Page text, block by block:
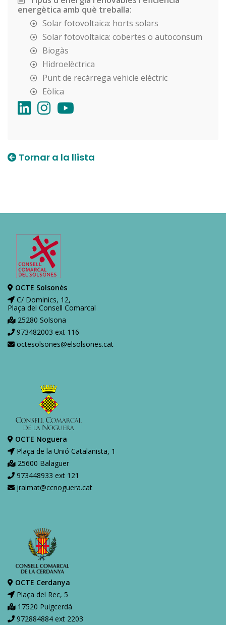
energètica amb què treballa:
Solar fotovoltaica: horts solars
Solar fotovoltaica: cobertes o autoconsum
Biogàs
Hidroelèctrica
Punt de recàrrega vehicle elèctric
Eòlica
Tornar a la llista
OCTE Solsonès
C/ Dominics, 12,
Plaça del Consell Comarcal
25280 Solsona
973482003 ext 116
octesolsones@elsolsones.cat
OCTE Noguera
Plaça de la Unió Catalanista, 1
25600 Balaguer
973448933 ext 121
jraimat@ccnoguera.cat
OCTE Cerdanya
Plaça del Rec, 5
17520 Puigcerdà
972884884 ext 2203